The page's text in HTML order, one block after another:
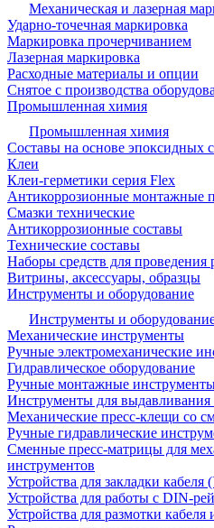
Механическая и лазерная
Ударно-точечная маркировка
Маркировка прочерчиванием
Лазерная маркировка
Расходные материалы и опции
Снятое с производства
Промышленная химия
Промышленная химия
Составы на основе эпоксидных
Клеи
Клеи-герметики серия Flex
Антикоррозионные монтажные
Смазки технические
Антикоррозионные составы
Технические составы
Наборы средств для проведения
Витрины, аксессуары, образцы
Инструменты и оборудование
Инструменты и
Механические инструменты
Ручные электромеханические
Гидравлическое оборудование
Ручные монтажные
Инструменты для выдавливания
Механические пресс-клещи со
Ручные гидравлические
Сменные пресс-матрицы для
инструментов
Устройства для закладки кабеля
Устройства для работы с DIN-
Устройства для размотки